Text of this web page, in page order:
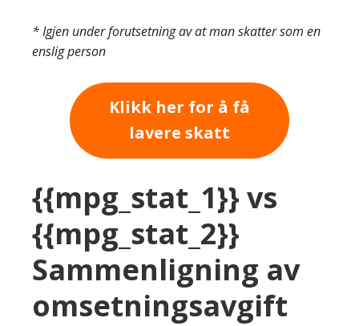
* Igjen under forutsetning av at man skatter som en
enslig person
Klikk her for å få
lavere skatt
{{mpg_stat_1}} vs
{{mpg_stat_2}}
Sammenligning av
omsetningsavgift